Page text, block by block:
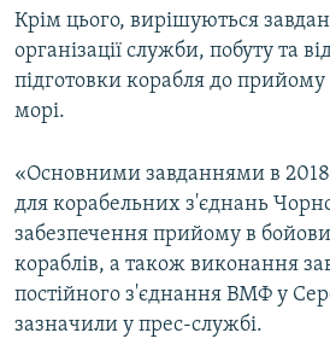
Крім цього, вирішуються
організації служби, побуту та
підготовки корабля до прийому
морі.
«Основними завданнями в
для корабельних з'єднань
забезпечення прийому в
кораблів, а також виконання
постійного з'єднання ВМФ у
зазначили у прес-службі.